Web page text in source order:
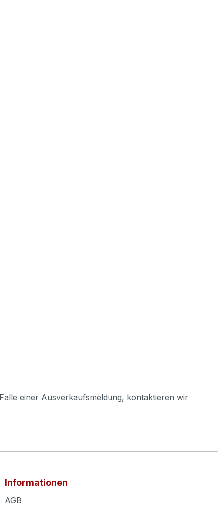
einer Ausverkaufsmeldung, kontaktieren wir
Informationen
AGB